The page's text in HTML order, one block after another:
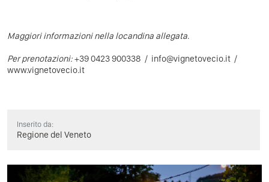
Maggiori informazioni nella locandina allegata.
Per prenotazioni:+39 0423 900338 / info@vignetovecio.it /
www.vignetovecio.it
Inserito da:
Regione del Veneto